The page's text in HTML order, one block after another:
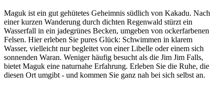
Maguk ist ein gut gehütetes Geheimnis südlich von Kakadu. Nach
einer kurzen Wanderung durch dichten Regenwald stürzt ein
Wasserfall in ein jadegrünes Becken, umgeben von ockerfarbenen
Felsen. Hier erleben Sie pures Glück: Schwimmen in klarem
Wasser, vielleicht nur begleitet von einer Libelle oder einem sich
sonnenden Waran. Weniger häufig besucht als die Jim Jim Falls,
bietet Maguk eine naturnahe Erfahrung. Erleben Sie die Ruhe, die
diesen Ort umgibt - und kommen Sie ganz nah bei sich selbst an.